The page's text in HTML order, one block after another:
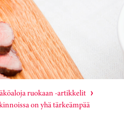
ruokaan -artikkelit
on yhä tärkeämpää